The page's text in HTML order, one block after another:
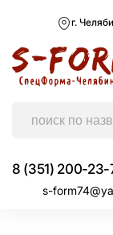
г.
8 (351) 200-23-
s-